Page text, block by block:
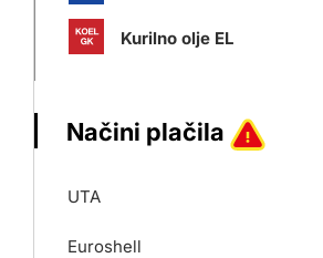
Kurilno olje EL
Načini plačila
UTA
Euroshell